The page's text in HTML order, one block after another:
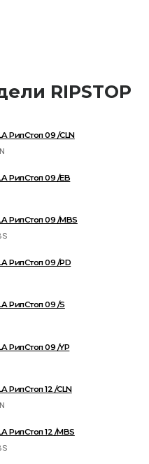
RIPSTOP
РипСтоп 09 /CLN
РипСтоп 09 /EB
РипСтоп 09 /MBS
РипСтоп 09 /PD
РипСтоп 09 /S
РипСтоп 09 /YP
РипСтоп 12 /CLN
РипСтоп 12 /MBS